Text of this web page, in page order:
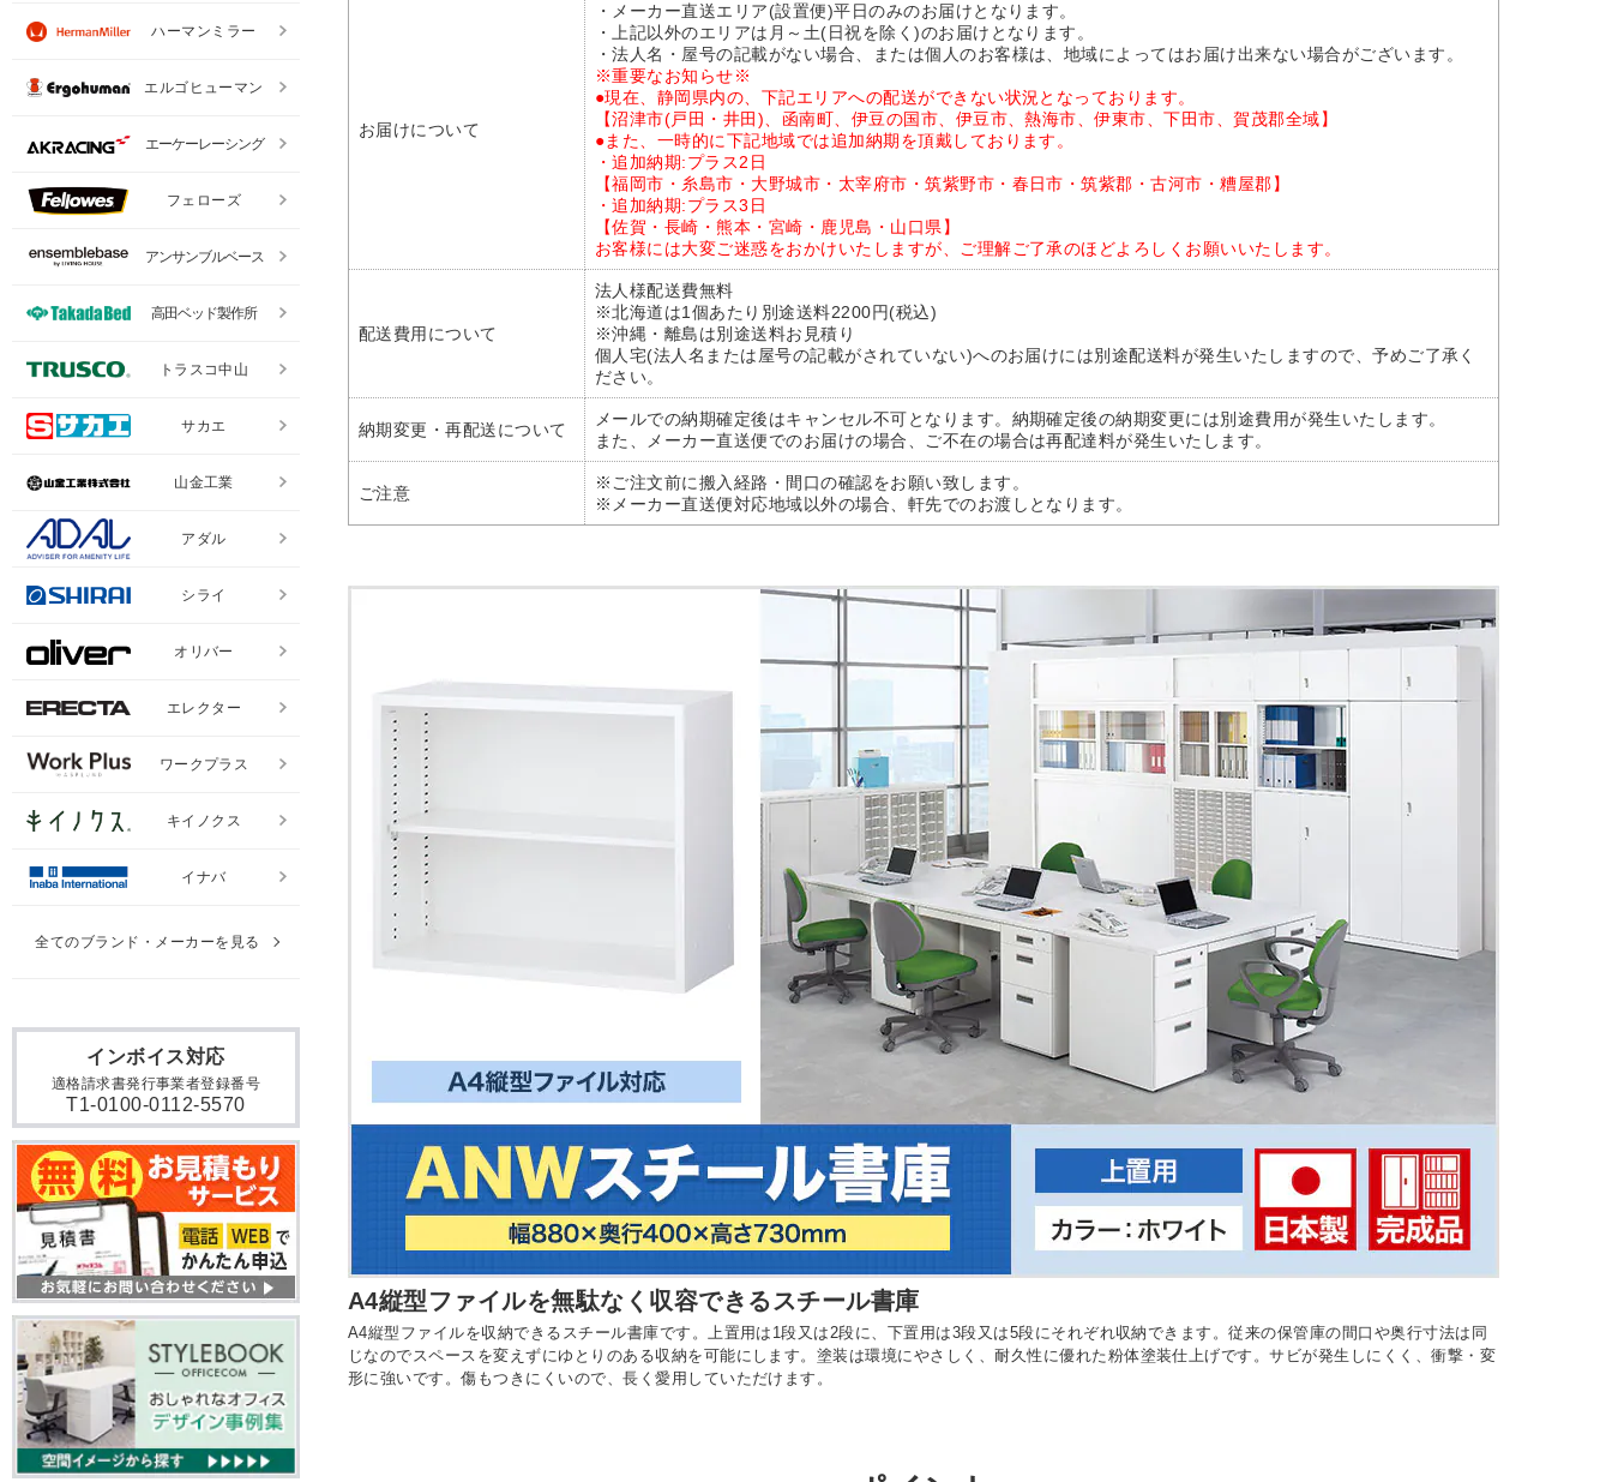
お届けについて
・メーカー直送エリア(設置便)平日のみのお届けとなります。
・上記以外のエリアは月～土(日祝を除く)のお届けとなります。
・法人名・屋号の記載がない場合、または個人のお客様は、地域によってはお届け出来ない場合がございます。
※重要なお知らせ※
●現在、静岡県内の、下記エリアへの配送ができない状況となっております。
【沼津市(戸田・井田)、函南町、伊豆の国市、伊豆市、熱海市、伊東市、下田市、賀茂郡全域】
●また、一時的に下記地域では追加納期を頂戴しております。
・追加納期:プラス2日
【福岡市・糸島市・大野城市・太宰府市・筑紫野市・春日市・筑紫郡・古河市・糟屋郡】
・追加納期:プラス3日
【佐賀・長崎・熊本・宮崎・鹿児島・山口県】
お客様には大変ご迷惑をおかけいたしますが、ご理解ご了承のほどよろしくお願いいたします。
配送費用について
法人様配送費無料
※北海道は1個あたり別途送料2200円(税込)
※沖縄・離島は別途送料お見積り
個人宅(法人名または屋号の記載がされていない)へのお届けには別途配送料が発生いたしますので、予めご了承く
ださい。
納期変更・再配送について
メールでの納期確定後はキャンセル不可となります。納期確定後の納期変更には別途費用が発生いたします。
また、メーカー直送便でのお届けの場合、ご不在の場合は再配達料が発生いたします。
ご注意
※ご注文前に搬入経路・間口の確認をお願い致します。
※メーカー直送便対応地域以外の場合、軒先でのお渡しとなります。
A4縦型ファイルを無駄なく収容できるスチール書庫
A4縦型ファイルを収納できるスチール書庫です。上置用は1段又は2段に、下置用は3段又は5段にそれぞれ収納できます。従来の保管庫の間口や奥行寸法は同
じなのでスペースを変えずにゆとりのある収納を可能にします。塗装は環境にやさしく、耐久性に優れた粉体塗装仕上げです。サビが発生しにくく、衝撃・変
形に強いです。傷もつきにくいので、長く愛用していただけます。
インボイス対応
適格請求書発行事業者登録番号
T1-0100-0112-5570
ハーマンミラー
エルゴヒューマン
エーケーレーシング
フェローズ
アンサンブルベース
高田ベッド製作所
トラスコ中山
サカエ
山金工業
アダル
シライ
オリバー
エレクター
ワークプラス
キイノクス
イナバ
全てのブランド・メーカーを見る